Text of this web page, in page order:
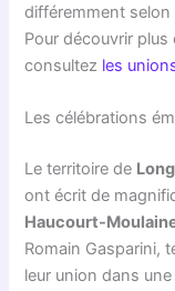
différemment selon
Pour découvrir
consultez les
Les célébrations
Le territoire de
ont écrit de
Haucourt-
Romain Gasparini,
leur union dans